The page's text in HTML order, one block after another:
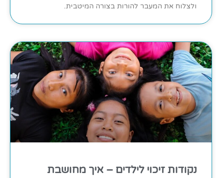
ולצלוח את המעבר להורות בצורה המיטבית.
נקודות זיכוי לילדים – איך מחושבת